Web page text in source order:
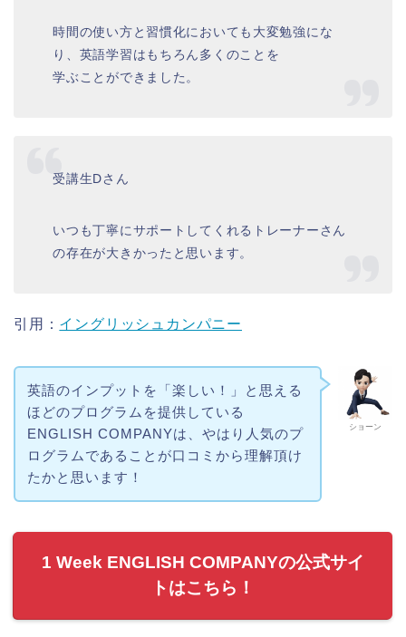
時間の使い方と習慣化においても大変勉強にな
り、英語学習はもちろん多くのことを
学ぶことができました。
受講生Dさん
いつも丁寧にサポートしてくれるトレーナーさん
の存在が大きかったと思います。
引用： イングリッシュカンパニー
ショーン
英語のインプットを「楽しい！」と思える
ほどのプログラムを提供している
ENGLISH COMPANYは、やはり人気のプ
ログラムであることが口コミから理解頂け
たかと思います！
1 Week ENGLISH COMPANYの公式サイ
トはこちら！